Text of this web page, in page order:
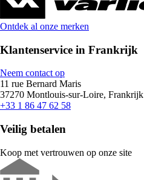
Ontdek al onze merken
Klantenservice in Frankrijk
Neem contact op
11 rue Bernard Maris
37270 Montlouis-sur-Loire, Frankrijk
+33 1 86 47 62 58
Veilig betalen
Koop met vertrouwen op onze site